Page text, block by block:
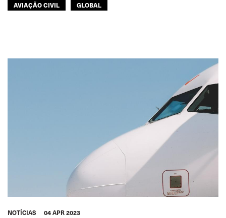
AVIAÇÃO CIVIL GLOBAL
NOTÍCIAS 04 APR 2023